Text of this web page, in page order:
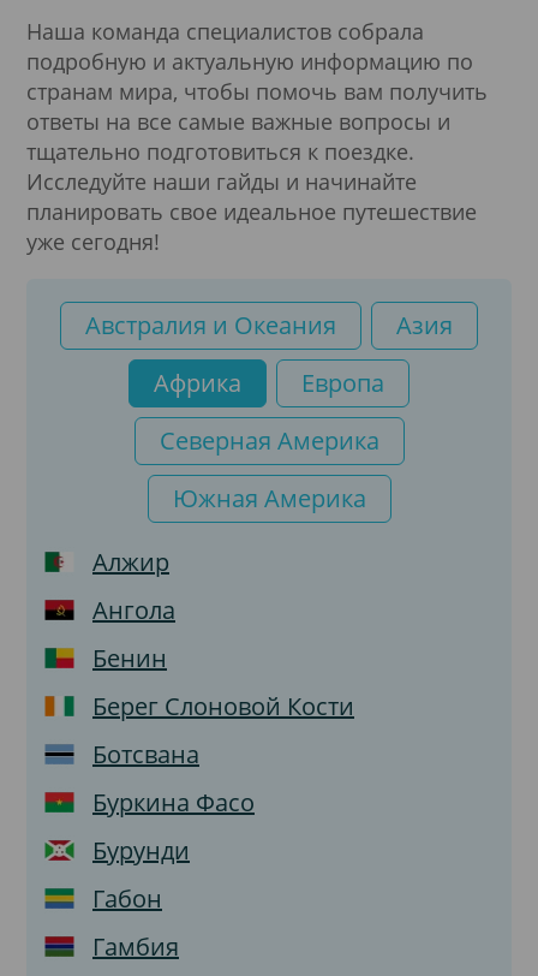
Оформление визы
Виза
Электронная дипломатическая виза
Электронная долгосрочная виза
Электронная транзитная виза
Наша команда специалистов собрала
подробную и актуальную информацию по
странам мира, чтобы помочь вам получить
ответы на все самые важные вопросы и
тщательно подготовиться к поездке.
Исследуйте наши гайды и начинайте
планировать свое идеальное путешествие
уже сегодня!
Австралия и Океания
Азия
Африка
Европа
Северная Америка
Южная Америка
Алжир
Ангола
Бенин
Берег Слоновой Кости
Ботсвана
Буркина Фасо
Бурунди
Габон
Гамбия